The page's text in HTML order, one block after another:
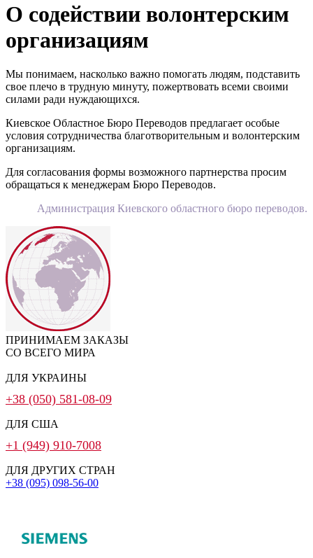
О содействии волонтерским
организациям
Мы понимаем, насколько важно помогать людям, подставить
свое плечо в трудную минуту, пожертвовать всеми своими
силами ради нуждающихся.
Киевское Областное Бюро Переводов предлагает особые
условия сотрудничества благотворительным и волонтерским
организациям.
Для согласования формы возможного партнерства просим
обращаться к менеджерам Бюро Переводов.
Администрация Киевского областного бюро переводов.
ПРИНИМАЕМ ЗАКАЗЫ
СО ВСЕГО МИРА
ДЛЯ УКРАИНЫ
+38 (050) 581-08-09
ДЛЯ США
+1 (949) 910-7008
ДЛЯ ДРУГИХ СТРАН
+38 (095) 098-56-00